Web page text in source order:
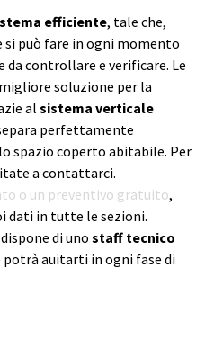
efficiente, tale che,
si può fare in ogni momento
controllare e verificare. Le
soluzione per la
al sistema verticale
perfettamente
spazio coperto abitabile. Per
a contattarci.
o un preventivo gratuito,
dati in tutte le sezioni.
dispone di uno staff tecnico
potrà auitarti in ogni fase di